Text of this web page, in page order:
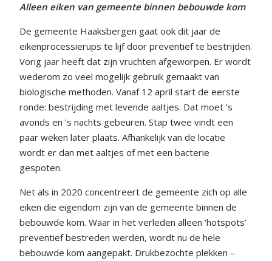
Alleen eiken van gemeente binnen bebouwde kom
De gemeente Haaksbergen gaat ook dit jaar de
eikenprocessierups te lijf door preventief te bestrijden.
Vorig jaar heeft dat zijn vruchten afgeworpen. Er wordt
wederom zo veel mogelijk gebruik gemaakt van
biologische methoden. Vanaf 12 april start de eerste
ronde: bestrijding met levende aaltjes. Dat moet ’s
avonds en ’s nachts gebeuren. Stap twee vindt een
paar weken later plaats. Afhankelijk van de locatie
wordt er dan met aaltjes of met een bacterie
gespoten.
Net als in 2020 concentreert de gemeente zich op alle
eiken die eigendom zijn van de gemeente binnen de
bebouwde kom. Waar in het verleden alleen ‘hotspots’
preventief bestreden werden, wordt nu de hele
bebouwde kom aangepakt. Drukbezochte plekken –